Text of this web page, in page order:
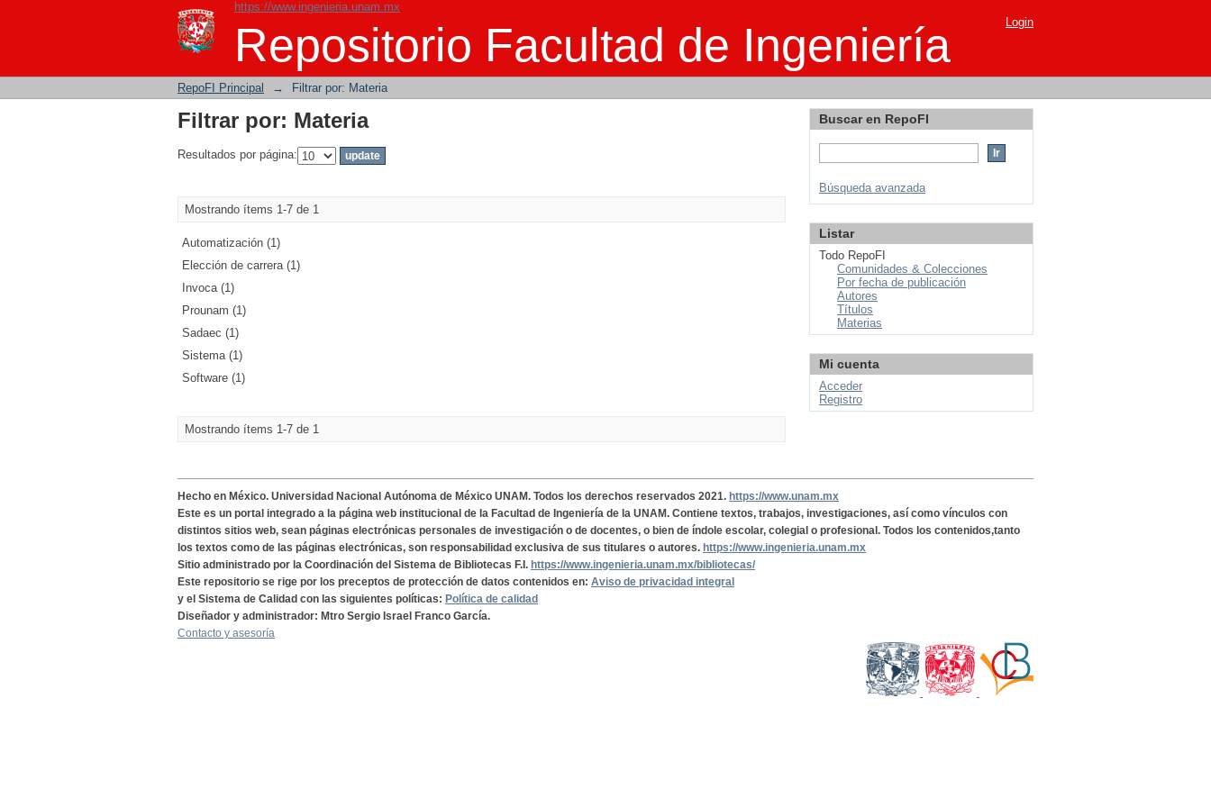
https://www.ingenieria.unam.mx
Repositorio Facultad de Ingeniería
Filtrar por: Materia Login
RepoFI Principal → Filtrar por: Materia
Filtrar por: Materia
Resultados por página:
Mostrando ítems 1-7 de 1
Automatización (1)
Elección de carrera (1)
Invoca (1)
Prounam (1)
Sadaec (1)
Sistema (1)
Software (1)
Mostrando ítems 1-7 de 1
Buscar en RepoFI
Búsqueda avanzada
Listar
Todo RepoFI
Comunidades & Colecciones
Por fecha de publicación
Autores
Títulos
Materias
Mi cuenta
Acceder
Registro
Hecho en México. Universidad Nacional Autónoma de México UNAM. Todos los derechos reservados 2021. https://www.unam.mx
Este es un portal integrado a la página web institucional de la Facultad de Ingeniería de la UNAM. Contiene textos, trabajos, investigaciones, así como vínculos con
distintos sitios web, sean páginas electrónicas personales de investigación o de docentes, o bien de índole escolar, colegial o profesional. Todos los contenidos,tanto
los textos como de las páginas electrónicas, son responsabilidad exclusiva de sus titulares o autores. https://www.ingenieria.unam.mx
Sitio administrado por la Coordinación del Sistema de Bibliotecas F.I. https://www.ingenieria.unam.mx/bibliotecas/
Este repositorio se rige por los preceptos de protección de datos contenidos en: Aviso de privacidad integral
y el Sistema de Calidad con las siguientes políticas: Política de calidad
Diseñador y administrador: Mtro Sergio Israel Franco García.
Contacto y asesoría